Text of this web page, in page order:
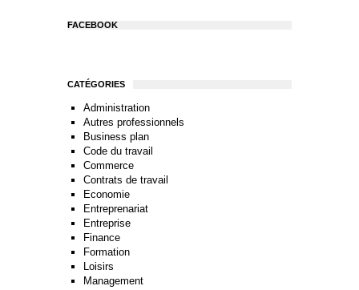
FACEBOOK
CATÉGORIES
Administration
Autres professionnels
Business plan
Code du travail
Commerce
Contrats de travail
Economie
Entreprenariat
Entreprise
Finance
Formation
Loisirs
Management